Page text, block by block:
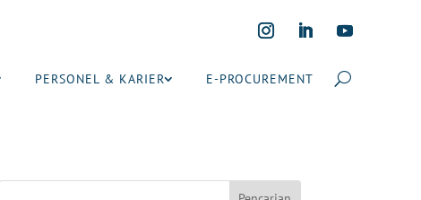
PERSONEL & KARIER E-PROCUREMENT